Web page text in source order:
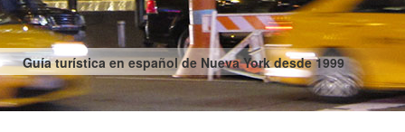
Guía turística en español de Nueva York desde 1999